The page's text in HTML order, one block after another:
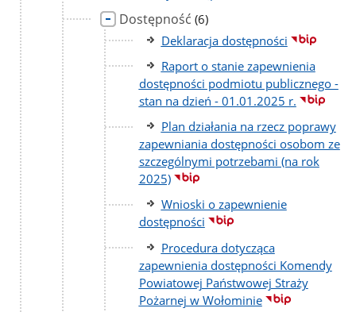
Dostępność liczba
podstron
(6)
Deklaracja dostępności
Raport o stanie zapewnienia
dostępności podmiotu publicznego -
stan na dzień - 01.01.2025 r.
Plan działania na rzecz poprawy
zapewniania dostępności osobom ze
szczególnymi potrzebami (na rok
2025)
Wnioski o zapewnienie
dostępności
Procedura dotycząca
zapewnienia dostępności Komendy
Powiatowej Państwowej Straży
Pożarnej w Wołominie